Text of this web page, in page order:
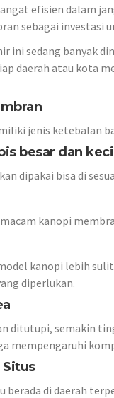
efisien dalam
sebagai investasi
ini sedang banyak
daerah atau kota
jenis ketebalan
besar dan
dipakai bisa di
kanopi
kanopi lebih
diperlukan.
ditutupi, semakin
mempengaruhi
Situs
berada di daerah